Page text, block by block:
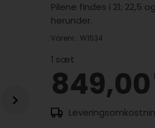
Pilene findes i 21;
herunder.
Varenr.: W1534
1 sæt
849,00